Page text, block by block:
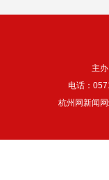
主
电话：
杭州网新闻